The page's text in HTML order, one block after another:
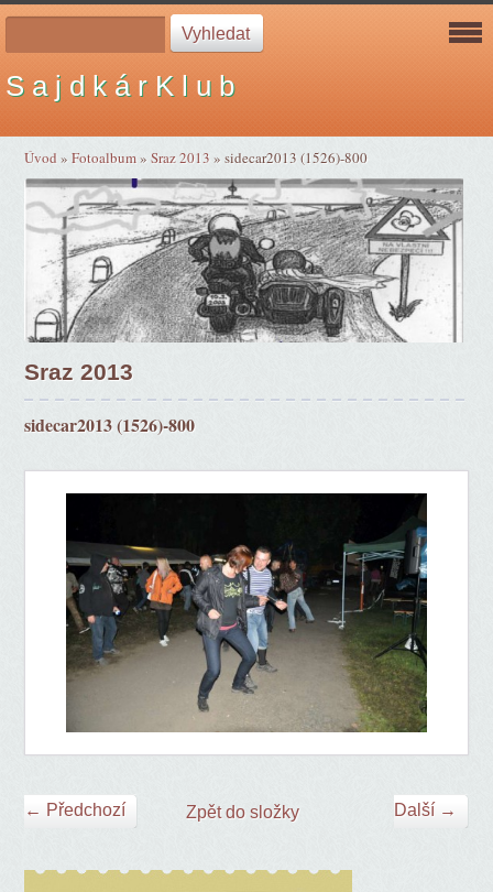
S a j d k á r K l u b
Úvod »Fotoalbum»Sraz 2013 »sidecar2013 (1526)-800
Sraz 2013
sidecar2013 (1526)-800
← Předchozí Další →
Zpět do složky